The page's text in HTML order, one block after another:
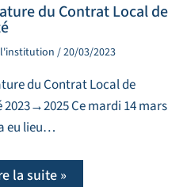
du Contrat Local de
l'institution /20/03/2023
du Contrat Local de
2023→2025 Ce mardi 14 mars
eu lieu…
la suite »